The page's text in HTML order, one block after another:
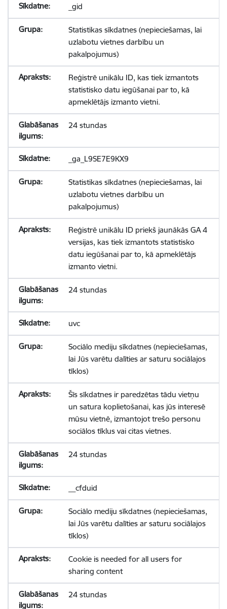
_gid
Statistikas sīkdatnes (nepieciešamas, lai
uzlabotu vietnes darbību un
pakalpojumus)
Reģistrē unikālu ID, kas tiek izmantots
statistisko datu iegūšanai par to, kā
apmeklētājs izmanto vietni.
24 stundas
_ga_L9SE7E9KX9
Statistikas sīkdatnes (nepieciešamas, lai
uzlabotu vietnes darbību un
pakalpojumus)
Reģistrē unikālu ID priekš jaunākās GA 4
versijas, kas tiek izmantots statistisko
datu iegūšanai par to, kā apmeklētājs
izmanto vietni.
24 stundas
uvc
Sociālo mediju sīkdatnes (nepieciešamas,
lai Jūs varētu dalīties ar saturu sociālajos
tīklos)
Šīs sīkdatnes ir paredzētas tādu vietņu
un satura koplietošanai, kas jūs interesē
mūsu vietnē, izmantojot trešo personu
sociālos tīklus vai citas vietnes.
24 stundas
__cfduid
Sociālo mediju sīkdatnes (nepieciešamas,
lai Jūs varētu dalīties ar saturu sociālajos
tīklos)
Cookie is needed for all users for
sharing content
24 stundas